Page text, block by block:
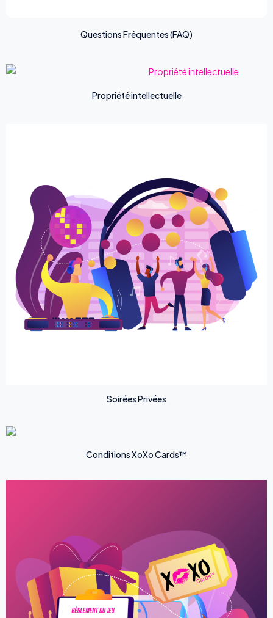
Questions Fréquentes (FAQ)
Propriété intellectuelle
Soirées Privées
Conditions XoXo Cards™